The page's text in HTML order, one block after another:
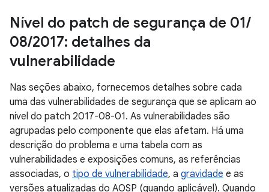
Nível do patch de segurança de 01/
08/2017: detalhes da
vulnerabilidade
Nas seções abaixo, fornecemos detalhes sobre cada
uma das vulnerabilidades de segurança que se aplicam ao
nível do patch 2017-08-01. As vulnerabilidades são
agrupadas pelo componente que elas afetam. Há uma
descrição do problema e uma tabela com as
vulnerabilidades e exposições comuns, as referências
associadas, o tipo de vulnerabilidade, a gravidade e as
versões atualizadas do AOSP (quando aplicável). Quando